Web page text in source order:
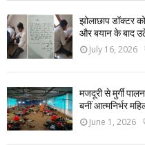
झोलाछाप डॉक्टर
और बयान के बाद
July 16, 2026
मजदूरी से मुर्गी
बनीं आत्मनिर्भर
June 1, 2026